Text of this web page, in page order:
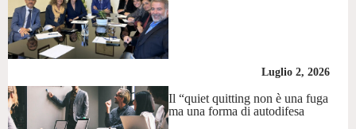
Luglio 2, 2026
Il “quiet quitting non è una fuga
ma una forma di autodifesa